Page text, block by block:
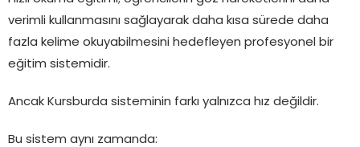
verimli kullanmasını sağlayarak daha kısa sürede daha
fazla kelime okuyabilmesini hedefleyen profesyonel bir
eğitim sistemidir.
Ancak Kursburda sisteminin farkı yalnızca hız değildir.
Bu sistem aynı zamanda: